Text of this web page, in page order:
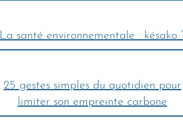
La santé environnementale : késako
25 gestes simples du quotidien pour
limiter son empreinte carbone